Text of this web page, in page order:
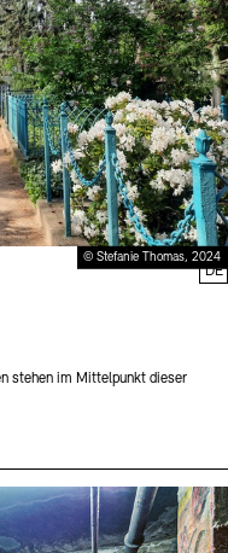
© Stefanie Thomas, 2024
stehen im Mittelpunkt dieser
DE